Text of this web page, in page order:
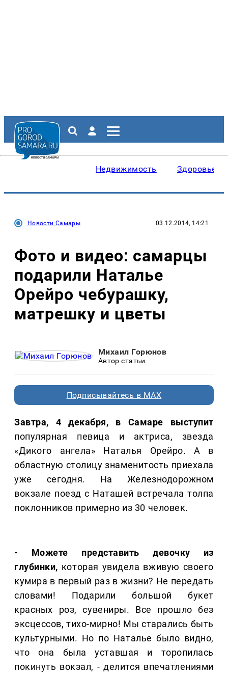
Недвижимость Здоровье
Новости Самары 03.12.2014, 14:21
Фото и видео: самарцы
подарили Наталье
Орейро чебурашку,
матрешку и цветы
Михаил Горюнов
Автор статьи
Подписывайтесь в MAX
Завтра, 4 декабря, в Самаре выступит
популярная певица и актриса, звезда
«Дикого ангела» Наталья Орейро. А в
областную столицу знаменитость приехала
уже сегодня. На Железнодорожном
вокзале поезд с Наташей встречала толпа
поклонников примерно из 30 человек.
- Можете представить девочку из
глубинки, которая увидела вживую своего
кумира в первый раз в жизни? Не передать
словами! Подарили большой букет
красных роз, сувениры. Все прошло без
эксцессов, тихо-мирно! Мы старались быть
культурными. Но по Наталье было видно,
что она была уставшая и торопилась
покинуть вокзал, - делится впечатлениями